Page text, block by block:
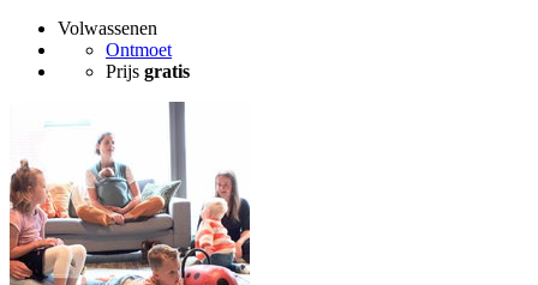
Volwassenen
Ontmoet
Prijs gratis